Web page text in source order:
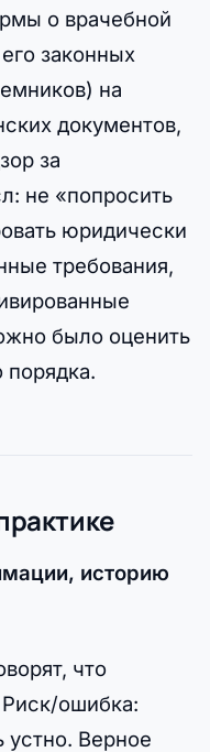
о врачебной
законных
на
документов,
за
не «попросить
юридически
требования,
было оценить
порядка.
историю
что
ошибка:
устно. Верное